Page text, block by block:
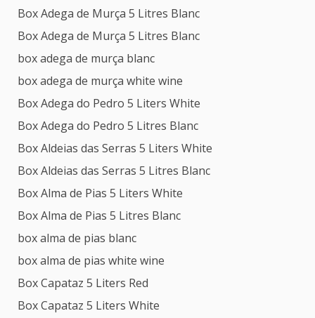
Box Adega de Murça 5 Litres Blanc
Box Adega de Murça 5 Litres Blanc
box adega de murça blanc
box adega de murça white wine
Box Adega do Pedro 5 Liters White
Box Adega do Pedro 5 Litres Blanc
Box Aldeias das Serras 5 Liters White
Box Aldeias das Serras 5 Litres Blanc
Box Alma de Pias 5 Liters White
Box Alma de Pias 5 Litres Blanc
box alma de pias blanc
box alma de pias white wine
Box Capataz 5 Liters Red
Box Capataz 5 Liters White